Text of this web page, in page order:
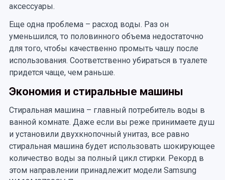
аксессуары.
Еще одна проблема – расход воды. Раз он
уменьшился, то половинного объема недостаточно
для того, чтобы качественно промыть чашу после
использования. Соответственно убираться в туалете
придется чаще, чем раньше.
Экономия и стиральные машины
Стиральная машина – главный потребитель воды в
ванной комнате. Даже если вы реже принимаете душ
и установили двухкнопочный унитаз, все равно
стиральная машина будет использовать шокирующее
количество воды за полный цикл стирки. Рекорд в
этом направлении принадлежит модели Samsung